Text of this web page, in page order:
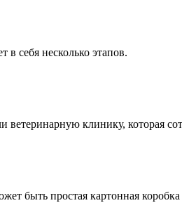
себя несколько этапов.
клинику, которая
быть простая картонная